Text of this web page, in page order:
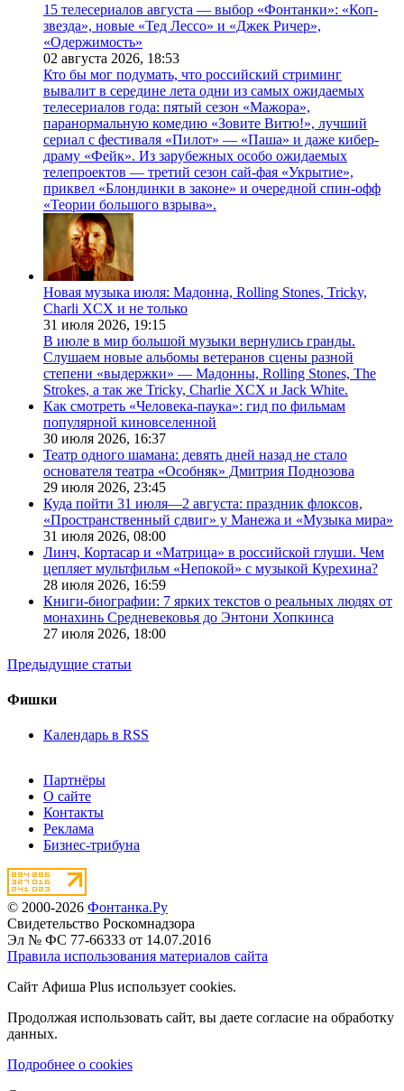
15 телесериалов августа — выбор «Фонтанки»: «Коп-
звезда», новые «Тед Лессо» и «Джек Ричер»,
«Одержимость»
02 августа 2026, 18:53
Кто бы мог подумать, что российский стриминг
вывалит в середине лета одни из самых ожидаемых
телесериалов года: пятый сезон «Мажора»,
паранормальную комедию «Зовите Витю!», лучший
сериал с фестиваля «Пилот» — «Паша» и даже кибер-
драму «Фейк». Из зарубежных особо ожидаемых
телепроектов — третий сезон сай-фая «Укрытие»,
приквел «Блондинки в законе» и очередной спин-офф
«Теории большого взрыва».
Новая музыка июля: Мадонна, Rolling Stones, Tricky,
Charli XCX и не только
31 июля 2026, 19:15
В июле в мир большой музыки вернулись гранды.
Слушаем новые альбомы ветеранов сцены разной
степени «выдержки» — Мадонны, Rolling Stones, The
Strokes, а так же Tricky, Charlie XCX и Jack White.
Как смотреть «Человека-паука»: гид по фильмам
популярной киновселенной
30 июля 2026, 16:37
Театр одного шамана: девять дней назад не стало
основателя театра «Особняк» Дмитрия Поднозова
29 июля 2026, 23:45
Куда пойти 31 июля—2 августа: праздник флоксов,
«Пространственный сдвиг» у Манежа и «Музыка мира»
31 июля 2026, 08:00
Линч, Кортасар и «Матрица» в российской глуши. Чем
цепляет мультфильм «Непокой» с музыкой Курехина?
28 июля 2026, 16:59
Книги-биографии: 7 ярких текстов о реальных людях от
монахинь Средневековья до Энтони Хопкинса
27 июля 2026, 18:00
Предыдущие статьи
Фишки
Календарь в RSS
Партнёры
О сайте
Контакты
Реклама
Бизнес-трибуна
© 2000-2026 Фонтанка.Ру
Свидетельство Роскомнадзора
Эл № ФС 77-66333 от 14.07.2016
Правила использования материалов сайта
Сайт Афиша Plus использует cookies.
Продолжая использовать сайт, вы даете согласие на обработку
данных.
Подробнее о cookies